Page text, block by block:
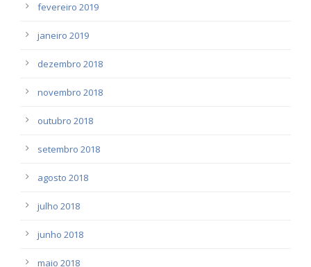
fevereiro 2019
janeiro 2019
dezembro 2018
novembro 2018
outubro 2018
setembro 2018
agosto 2018
julho 2018
junho 2018
maio 2018